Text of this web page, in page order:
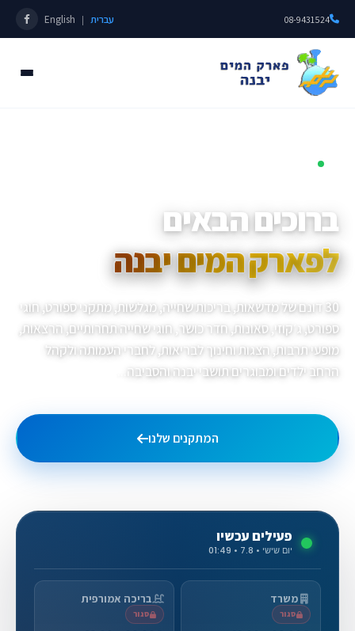
08-9431524 עברית |
English
ברוכים הבאים
לפארק המים יבנה
30 דונם של מדשאות, בריכות שחייה, מגלשות, מתקני ספורט, חוגי
ספורט, ג׳קוזי, סאונות, חדר כושר, חוגי שחייה תחרותיים, הרצאות,
מופעי תרבות, הצגות וחינוך לבריאות, לחברי העמותה ולקהל
הרחב ילדים ומבוגרים תושבי יבנה והסביבה...
המתקנים שלנו
פעילים עכשיו
יום שישי • 7.8 • 01:49
משרד
סגור
בריכה אמורפית
סגור